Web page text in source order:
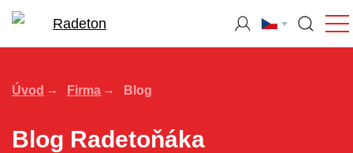
Úvod Firma Blog
Blog Radetoňáka